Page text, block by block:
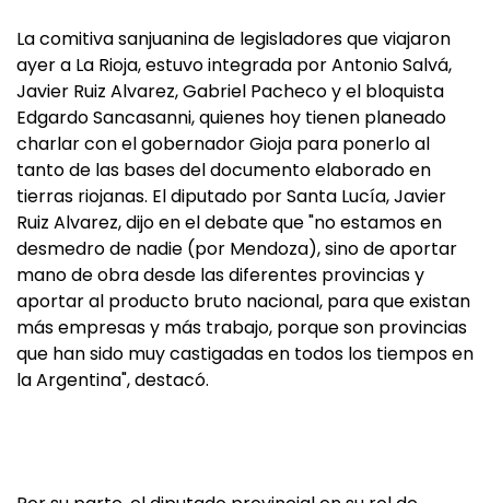
La comitiva sanjuanina de legisladores que viajaron
ayer a La Rioja, estuvo integrada por Antonio Salvá,
Javier Ruiz Alvarez, Gabriel Pacheco y el bloquista
Edgardo Sancasanni, quienes hoy tienen planeado
charlar con el gobernador Gioja para ponerlo al
tanto de las bases del documento elaborado en
tierras riojanas. El diputado por Santa Lucía, Javier
Ruiz Alvarez, dijo en el debate que "no estamos en
desmedro de nadie (por Mendoza), sino de aportar
mano de obra desde las diferentes provincias y
aportar al producto bruto nacional, para que existan
más empresas y más trabajo, porque son provincias
que han sido muy castigadas en todos los tiempos en
la Argentina", destacó.